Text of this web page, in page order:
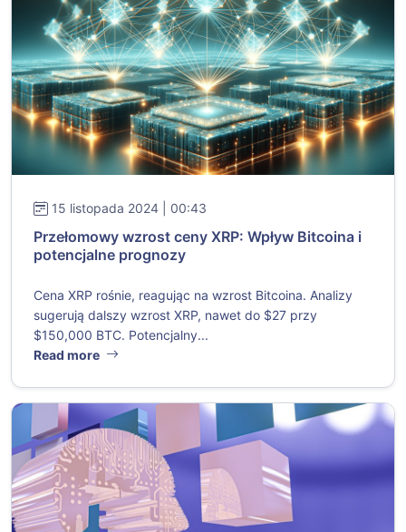
15 listopada 2024 | 00:43
Przełomowy wzrost ceny XRP: Wpływ Bitcoina i
potencjalne prognozy
Cena XRP rośnie, reagując na wzrost Bitcoina. Analizy
sugerują dalszy wzrost XRP, nawet do $27 przy
$150,000 BTC. Potencjalny...
Read more